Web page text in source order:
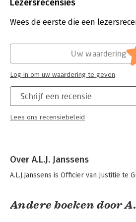
rechtspraak ter zake van
beschrijving van de nieuwe bepalingen
het Koningshuis, zoals die er na
veel aandacht besteed aan recente
daarnaast zijn veel onderdelen geheel
‘Uitingsdelicten’ is zowel geschikt voor
studenten als de geïnteresseerde leek.
Verschijningsdatum:
10-9-2019
Strafrecht
Serie:
Studiepockets
Lezersrecensies
Wees de eerste die een
Schrijf een recensie
Lees ons recensiebeleid
Uw waardering
Log in om uw waardering te geven
Over A.L.J. Janssens
A.L.J.Janssens is Officier van Justitie te
Andere boeken door